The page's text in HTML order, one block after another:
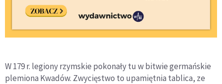
W 179 r. legiony rzymskie pokonały tu w bitwie germańskie
plemiona Kwadów. Zwycięstwo to upamiętnia tablica, ze